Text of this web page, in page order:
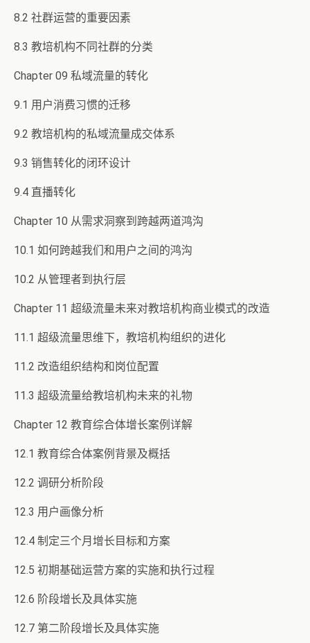
8.2 社群运营的重要因素
8.3 教培机构不同社群的分类
Chapter 09 私域流量的转化
9.1 用户消费习惯的迁移
9.2 教培机构的私域流量成交体系
9.3 销售转化的闭环设计
9.4 直播转化
Chapter 10 从需求洞察到跨越两道鸿沟
10.1 如何跨越我们和用户之间的鸿沟
10.2 从管理者到执行层
Chapter 11 超级流量未来对教培机构商业模式的改造
11.1 超级流量思维下，教培机构组织的进化
11.2 改造组织结构和岗位配置
11.3 超级流量给教培机构未来的礼物
Chapter 12 教育综合体增长案例详解
12.1 教育综合体案例背景及概括
12.2 调研分析阶段
12.3 用户画像分析
12.4 制定三个月增长目标和方案
12.5 初期基础运营方案的实施和执行过程
12.6 阶段增长及具体实施
12.7 第二阶段增长及具体实施